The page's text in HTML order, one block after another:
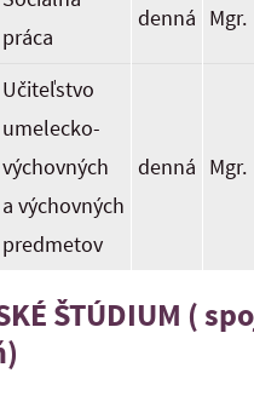
práca
denná Mgr.
Učiteľstvo
umelecko-
výchovných
a výchovných
predmetov
denná Mgr.
ŠTÚDIUM (